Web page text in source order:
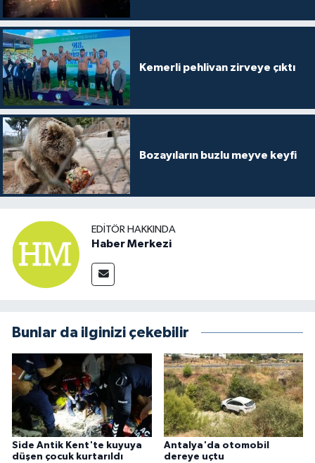
Kemerli pehlivan zirveye çıktı
Bozayıların buzlu meyve keyfi
EDITÖR HAKKINDA
Haber Merkezi
Bunlar da ilginizi çekebilir
Side Antik Kent'te kuyuya
düşen çocuk kurtarıldı
Antalya'da otomobil
dereye uçtu